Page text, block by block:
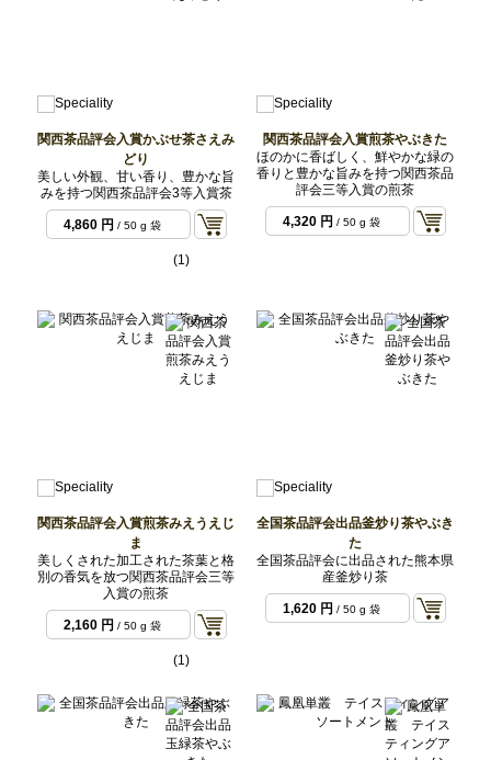
関西茶品評会入賞かぶせ茶さえみ
どり
美しい外観、甘い香り、豊かな旨
みを持つ関西茶品評会3等入賞茶
4,860 円 / 50 g 袋
(1)
関西茶品評会入賞煎茶やぶきた
ほのかに香ばしく、鮮やかな緑の
香りと豊かな旨みを持つ関西茶品
評会三等入賞の煎茶
4,320 円 / 50 g 袋
関西茶品評会入賞煎茶みえうえじ
ま
美しくされた加工された茶葉と格
別の香気を放つ関西茶品評会三等
入賞の煎茶
2,160 円 / 50 g 袋
(1)
全国茶品評会出品釜炒り茶やぶき
た
全国茶品評会に出品された熊本県
産釜炒り茶
1,620 円 / 50 g 袋